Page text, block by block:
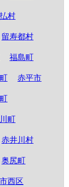
村
留寿都村
福島町
赤平市
町
赤井川村
奥尻町
西区